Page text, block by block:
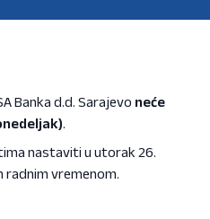
Banka d.d. Sarajevo neće
.
nastaviti u utorak 26.
radnim vremenom.